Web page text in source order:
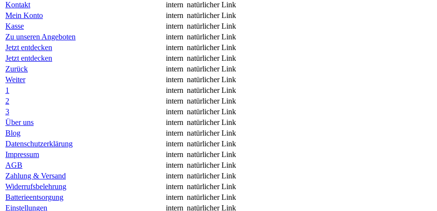
Kontakt
intern natürlicher Link
Mein Konto
intern natürlicher Link
Kasse
intern natürlicher Link
Zu unseren Angeboten
intern natürlicher Link
Jetzt entdecken
intern natürlicher Link
Jetzt entdecken
intern natürlicher Link
Zurück
intern natürlicher Link
Weiter
intern natürlicher Link
1
intern natürlicher Link
2
intern natürlicher Link
3
intern natürlicher Link
Über uns
intern natürlicher Link
Blog
intern natürlicher Link
Datenschutzerklärung
intern natürlicher Link
Impressum
intern natürlicher Link
AGB
intern natürlicher Link
Zahlung & Versand
intern natürlicher Link
Widerrufsbelehrung
intern natürlicher Link
Batterieentsorgung
intern natürlicher Link
Einstellungen
intern natürlicher Link